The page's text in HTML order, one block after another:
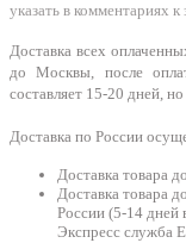
указать в комментариях к
Доставка всех
до Москвы, после
составляет 15-20 дней,
Доставка по России
Доставка товара
Доставка товара
России (5-14 дней
Экспресс служба